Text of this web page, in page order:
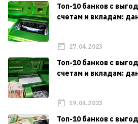
Топ-10 банков с
счетам и вкладам:
27.04.2023
Топ-10 банков с
счетам и вкладам:
19.04.2023
Топ-10 банков с